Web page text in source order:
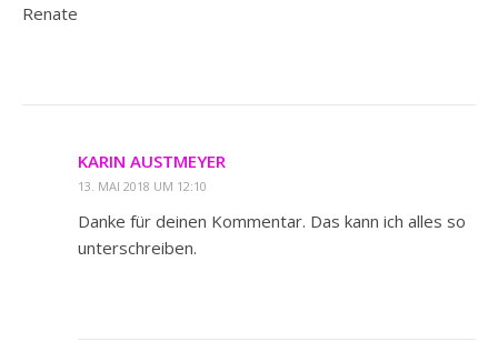
Renate
KARIN AUSTMEYER
13. MAI 2018 UM 12:10
Danke für deinen Kommentar. Das kann ich alles so
unterschreiben.